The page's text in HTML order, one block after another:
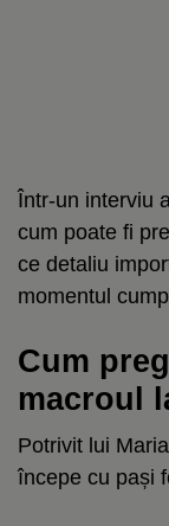
Într-un interviu
cum poate fi
ce detaliu
momentul
Cum
macroul
Potrivit lui
începe cu pași